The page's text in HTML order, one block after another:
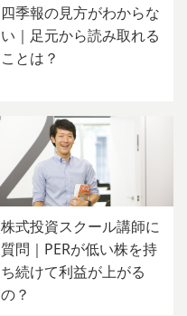
四季報の見方がわからな
い｜足元から読み取れる
ことは？
株式投資スクール講師に
質問｜PERが低い株を持
ち続けて利益が上がる
の？